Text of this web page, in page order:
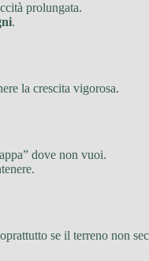
prolungata.
.
la crescita vigorosa.
dove non vuoi.
se il terreno non